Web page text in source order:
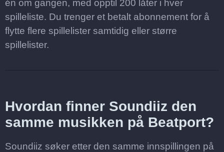
én om gangen, med opptil 200 låter i hver
spilleliste. Du trenger et betalt abonnement for å
flytte flere spillelister samtidig eller større
spillelister.
Hvordan finner Soundiiz den
samme musikken på Beatport?
Soundiiz søker etter den samme innspillingen på